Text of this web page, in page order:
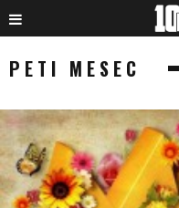
PETI MESEC